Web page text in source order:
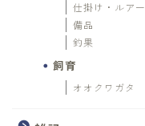
仕掛け・ルアー
備品
釣果
飼育
オオクワガタ